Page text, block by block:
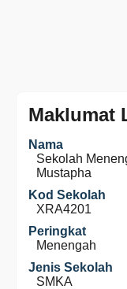
Maklumat
Nama
Sekolah
Mustapha
Kod Sekolah
XRA4201
Peringkat
Menengah
Jenis Sekolah
SMKA